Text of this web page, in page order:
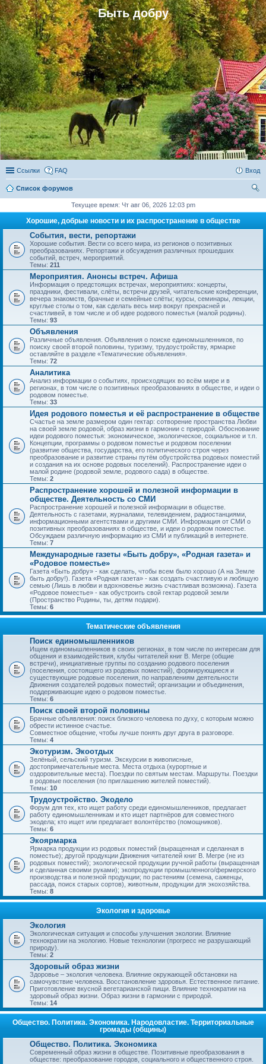
Быть добру
Ссылки FAQ Вход
Список форумов
Текущее время: Чт авг 06, 2026 12:03 pm
Хорошие, добрые новости и их распространение в обществе
События, вести, репортажи
Хорошие события. Вести со всего мира, из регионов о позитивных
преобразованиях. Репортажи и обсуждения различных прошедших
событий, встреч, мероприятий.
Темы: 211
Мероприятия. Анонсы встреч. Афиша
Информация о предстоящих встречах, мероприятиях: концерты,
праздники, фестивали, слёты, встречи друзей, читательские конференции,
вечера знакомств, брачные и семейные слёты; курсы, семинары, лекции,
круглые столы о том, как сделать весь мир вокруг прекрасней и
счастливей, в том числе и об идее родового поместья (малой родины).
Темы: 93
Объявления
Различные объявления. Объявления о поиске единомышленников, по
поиску своей второй половины, туризму, трудоустройству, ярмарке
оставляйте в разделе «Тематические объявления».
Темы: 72
Аналитика
Анализ информации о событиях, происходящих во всём мире и в
регионах, в том числе о позитивных преобразованиях в обществе, и идеи о
родовом поместье.
Темы: 33
Идея родового поместья и её распространение в обществе
Счастье на земле размером один гектар: сотворение пространства Любви
на своей земле родовой, образ жизни в гармонии с природой. Обоснование
идеи родового поместья: экономическое, экологическое, социальное и т.п.
Концепции, программы о родовом поместье и родовом поселении
(развитие общества, государства, его политического строя через
преобразование и развитие страны путём обустройства родовых поместий
и создания на их основе родовых поселений). Распространение идеи о
малой родине (родовой земле, родового сада) в обществе.
Темы: 2
Распространение хорошей и полезной информации в
обществе. Деятельность со СМИ
Распространение хорошей и полезной информации в обществе.
Деятельность с газетами, журналами, телевидением, радиостанциями,
информационными агентствами и другими СМИ. Информация от СМИ о
позитивных преобразованиях в обществе, и идеи о родовом поместье.
Обсуждаем различную информацию из СМИ и публикаций в интернете.
Темы: 7
Международные газеты «Быть добру», «Родная газета» и
«Родовое поместье»
Газета «Быть добру» - как сделать, чтобы всем было хорошо (А на Земле
быть добру!). Газета «Родная газета» - как создать счастливую и любящую
семью (Лишь в любви и вдохновенье жизнь счастливая возможна). Газета
«Родовое поместье» - как обустроить свой гектар родовой земли
(Пространство Родины, ты, детям подари).
Темы: 6
Тематические объявления
Поиск единомышленников
Ищем единомышленников в своих регионах, в том числе по интересам для
общения и взаимодействия, клубы читателей книг В. Мегре (общие
встречи), инициативные группы по созданию родового поселения
(поселения, состоящего из родовых поместий), формирующиеся и
существующие родовые поселения, по направлениям деятельности
Движения создателей родовых поместий; организации и объединения,
поддерживающие идею о родовом поместье.
Темы: 6
Поиск своей второй половины
Брачные объявления: поиск близкого человека по духу, с которым можно
обрести истинное счастье.
Совместное общение, чтобы лучше понять друг друга в разговоре.
Темы: 4
Экотуризм. Экоотдых
Зелёный, сельский туризм. Экскурсии в живописные,
достопримечательные места. Места отдыха (курортные и
оздоровительные места). Поездки по святым местам. Маршруты. Поездки
в родовые поселения (по приглашению жителей поместий).
Темы: 10
Трудоустройство. Экодело
Форум для тех, кто ищет работу среди единомышленников, предлагает
работу единомышленникам и кто ищет партнёров для совместного
экодела; кто ищет или предлагает волонтёрство (помощников).
Темы: 6
Экоярмарка
Ярмарка продукции из родовых поместий (выращенная и сделанная в
поместье); другой продукции Движения читателей книг В. Мегре (не из
родовых поместий); экологической продукции ручной работы (выращенная
и сделанная своими руками); экопродукции промышленного/фермерского
производства и полезной продукции; по растениям (семена, саженцы,
рассада, поиск старых сортов), животным, продукции для экохозяйства.
Темы: 8
Экология и здоровье
Экология
Экологическая ситуация и способы улучшения экологии. Влияние
технократии на экологию. Новые технологии (прогресс не разрушающий
природу).
Темы: 2
Здоровый образ жизни
Здоровье – экология человека. Влияние окружающей обстановки на
самочувствие человека. Восстановление здоровья. Естественное питание.
Приготовление вкусной вегетарианской пищи. Влияние технократии на
здоровый образ жизни. Образ жизни в гармонии с природой.
Темы: 14
Общество. Политика. Экономика. Народовластие. Территориальные
громады (общины)
Общество. Политика. Экономика
Современный образ жизни в обществе. Позитивные преобразования в
обществе: преобразование городов, социального и общественного строя.